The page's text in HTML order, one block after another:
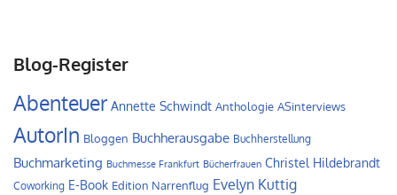
Blog-Register
Abenteuer Annette Schwindt Anthologie ASinterviews
AutorIn Bloggen Buchherausgabe Buchherstellung
Buchmarketing Buchmesse Frankfurt Bücherfrauen Christel Hildebrandt
Coworking E-Book Edition Narrenflug Evelyn Kuttig